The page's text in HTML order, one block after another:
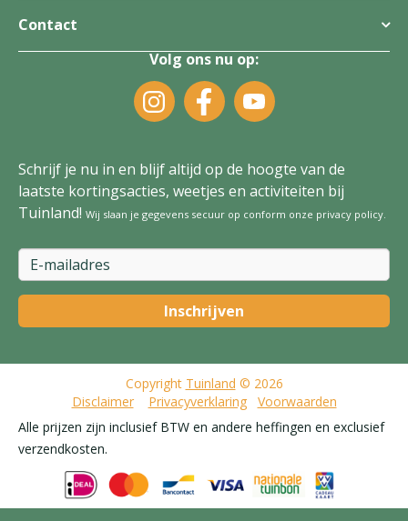
Contact
Volg ons nu op:
Schrijf je nu in en blijf altijd op de hoogte van de
laatste kortingsacties, weetjes en activiteiten bij
Tuinland! Wij slaan je gegevens secuur op conform onze privacy policy.
Copyright Tuinland © 2026
Disclaimer
Privacyverklaring
Voorwaarden
Alle prijzen zijn inclusief BTW en andere heffingen en exclusief
verzendkosten.